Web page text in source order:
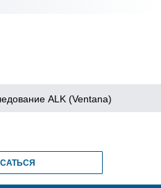
ALK (Ventana)